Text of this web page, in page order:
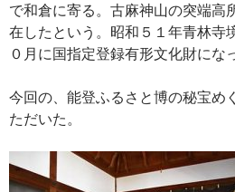
で和倉に寄る。古麻神山の突端高
在したという。昭和５１年青林寺
０月に国指定登録有形文化財にな
今回の、能登ふるさと博の秘宝め
ただいた。